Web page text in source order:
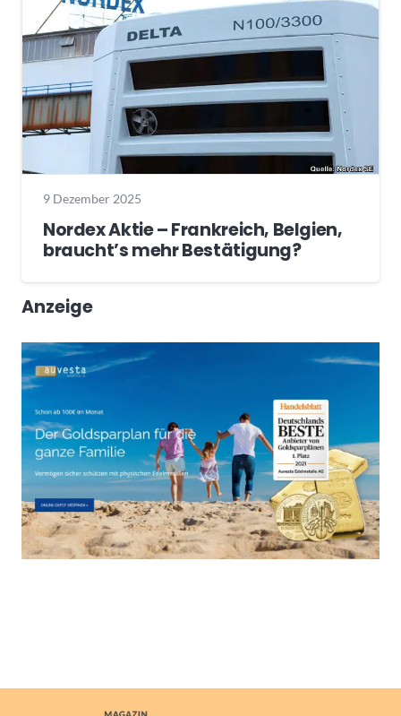
9 Dezember 2025
Nordex Aktie – Frankreich, Belgien,
braucht’s mehr Bestätigung?
Anzeige